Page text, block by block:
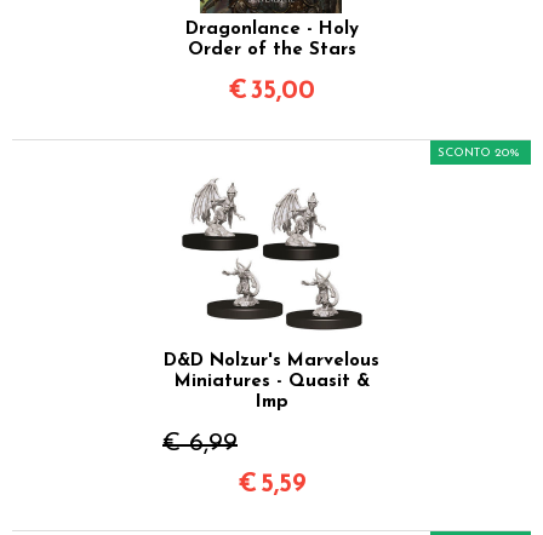
Dragonlance - Holy
Order of the Stars
€35,00
D&D Nolzur's Marvelous
Miniatures - Quasit &
Imp
€ 6,99
SCONTO 20%
€ 5,59